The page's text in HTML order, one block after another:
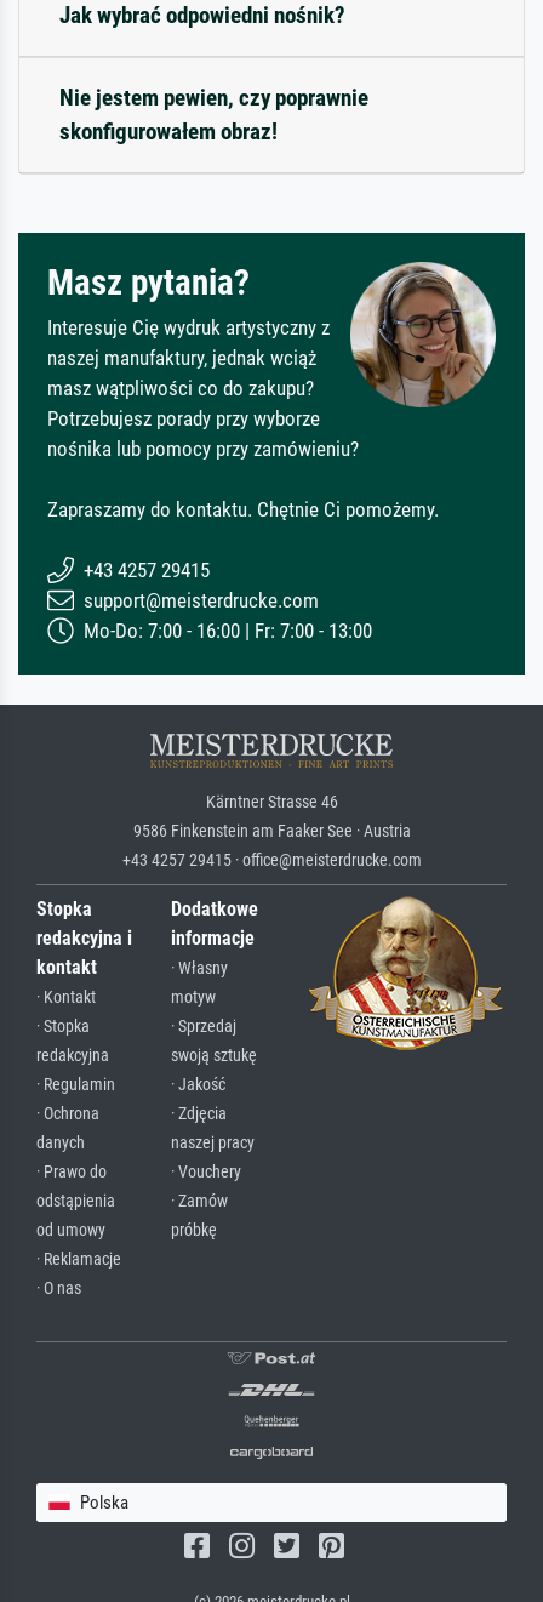
Jak wybrać odpowiedni nośnik?
Nie jestem pewien, czy poprawnie
skonfigurowałem obraz!
Masz pytania?
Interesuje Cię wydruk artystyczny z
naszej manufaktury, jednak wciąż
masz wątpliwości co do zakupu?
Potrzebujesz porady przy wyborze
nośnika lub pomocy przy zamówieniu?
Zapraszamy do kontaktu. Chętnie Ci pomożemy.
+43 4257 29415
support@meisterdrucke.com
Mo-Do: 7:00 - 16:00 | Fr: 7:00 - 13:00
Kärntner Strasse 46
9586 Finkenstein am Faaker See · Austria
+43 4257 29415 · office@meisterdrucke.com
Stopka
redakcyjna i
kontakt
· Kontakt
· Stopka
redakcyjna
· Regulamin
· Ochrona
danych
· Prawo do
odstąpienia
od umowy
· Reklamacje
· O nas
Dodatkowe
informacje
· Własny
motyw
· Sprzedaj
swoją sztukę
· Jakość
· Zdjęcia
naszej pracy
· Vouchery
· Zamów
próbkę
Polska